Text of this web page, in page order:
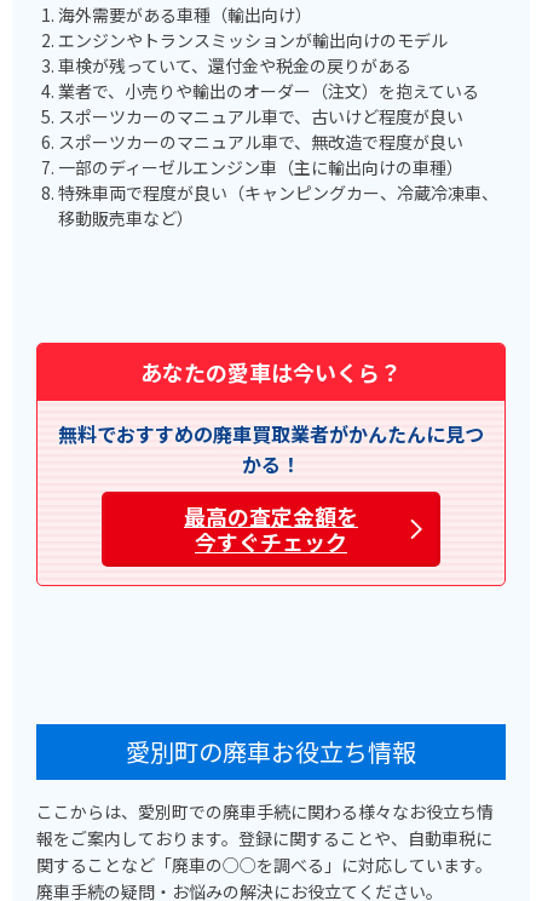
海外需要がある車種（輸出向け）
エンジンやトランスミッションが輸出向けのモデル
車検が残っていて、還付金や税金の戻りがある
業者で、小売りや輸出のオーダー（注文）を抱えている
スポーツカーのマニュアル車で、古いけど程度が良い
スポーツカーのマニュアル車で、無改造で程度が良い
一部のディーゼルエンジン車（主に輸出向けの車種）
特殊車両で程度が良い（キャンピングカー、冷蔵冷凍車、
移動販売車など）
あなたの愛車は今いくら？
無料でおすすめの廃車買取業者がかんたんに見つ
かる！
最高の査定金額を
今すぐチェック
愛別町の廃車お役立ち情報
ここからは、愛別町での廃車手続に関わる様々なお役立ち情
報をご案内しております。登録に関することや、自動車税に
関することなど「廃車の○○を調べる」に対応しています。
廃車手続の疑問・お悩みの解決にお役立てください。